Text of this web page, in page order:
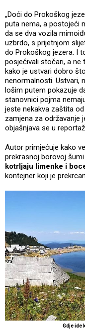
„Doći do Prokoškog
puta nema, a postojeći
da se dva vozila
uzbrdo, s prijetnjom
do Prokoškog jezera. I
posjećivali stočari, a ne
kako je ustvari dobro
nenormalnosti. Ustvari,
lošim putem pokazuje
stanovnici pojma
jeste nekakva zaštita
zamjena za održavanje
objašnjava se u
Autor primjećuje kako
prekrasnoj borovoj
kotrljaju limenke i
kontejner koji je
Gdje ide